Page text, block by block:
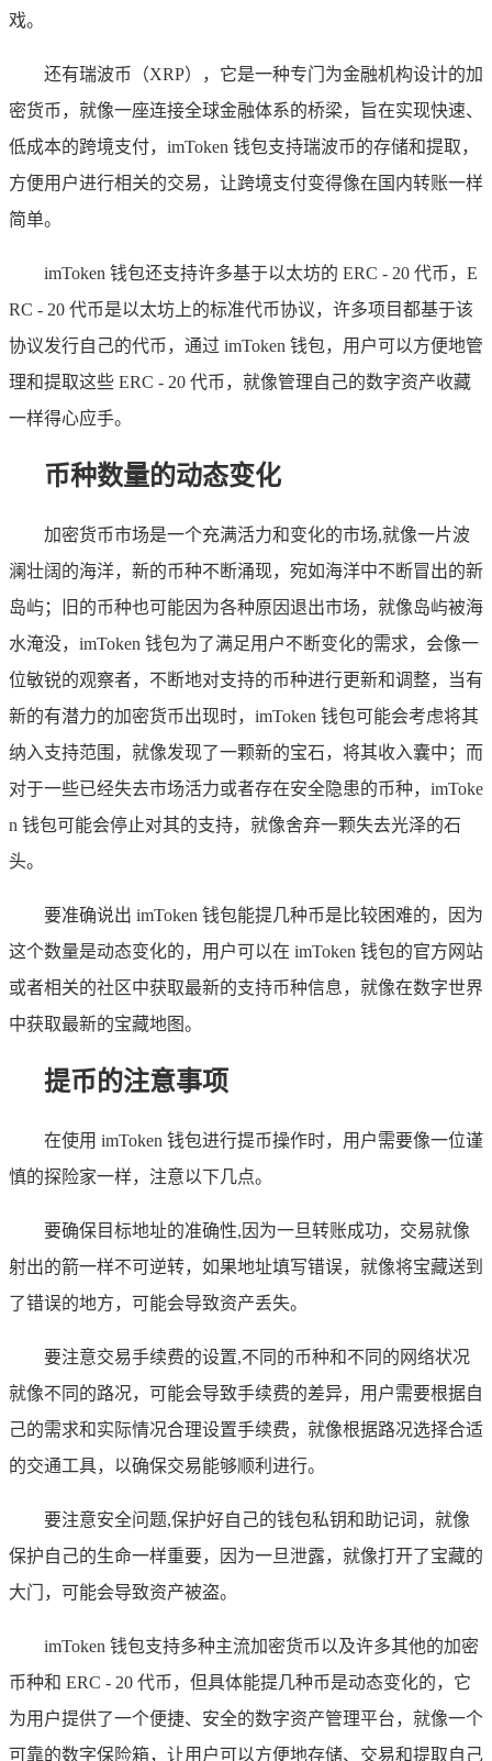
戏。
还有瑞波币（XRP），它是一种专门为金融机构设计的加
密货币，就像一座连接全球金融体系的桥梁，旨在实现快速、
低成本的跨境支付，imToken 钱包支持瑞波币的存储和提取，
方便用户进行相关的交易，让跨境支付变得像在国内转账一样
简单。
imToken 钱包还支持许多基于以太坊的 ERC - 20 代币，E
RC - 20 代币是以太坊上的标准代币协议，许多项目都基于该
协议发行自己的代币，通过 imToken 钱包，用户可以方便地管
理和提取这些 ERC - 20 代币，就像管理自己的数字资产收藏
一样得心应手。
币种数量的动态变化
加密货币市场是一个充满活力和变化的市场,就像一片波
澜壮阔的海洋，新的币种不断涌现，宛如海洋中不断冒出的新
岛屿；旧的币种也可能因为各种原因退出市场，就像岛屿被海
水淹没，imToken 钱包为了满足用户不断变化的需求，会像一
位敏锐的观察者，不断地对支持的币种进行更新和调整，当有
新的有潜力的加密货币出现时，imToken 钱包可能会考虑将其
纳入支持范围，就像发现了一颗新的宝石，将其收入囊中；而
对于一些已经失去市场活力或者存在安全隐患的币种，imToke
n 钱包可能会停止对其的支持，就像舍弃一颗失去光泽的石
头。
要准确说出 imToken 钱包能提几种币是比较困难的，因为
这个数量是动态变化的，用户可以在 imToken 钱包的官方网站
或者相关的社区中获取最新的支持币种信息，就像在数字世界
中获取最新的宝藏地图。
提币的注意事项
在使用 imToken 钱包进行提币操作时，用户需要像一位谨
慎的探险家一样，注意以下几点。
要确保目标地址的准确性,因为一旦转账成功，交易就像
射出的箭一样不可逆转，如果地址填写错误，就像将宝藏送到
了错误的地方，可能会导致资产丢失。
要注意交易手续费的设置,不同的币种和不同的网络状况
就像不同的路况，可能会导致手续费的差异，用户需要根据自
己的需求和实际情况合理设置手续费，就像根据路况选择合适
的交通工具，以确保交易能够顺利进行。
要注意安全问题,保护好自己的钱包私钥和助记词，就像
保护自己的生命一样重要，因为一旦泄露，就像打开了宝藏的
大门，可能会导致资产被盗。
imToken 钱包支持多种主流加密货币以及许多其他的加密
币种和 ERC - 20 代币，但具体能提几种币是动态变化的，它
为用户提供了一个便捷、安全的数字资产管理平台，就像一个
可靠的数字保险箱，让用户可以方便地存储、交易和提取自己